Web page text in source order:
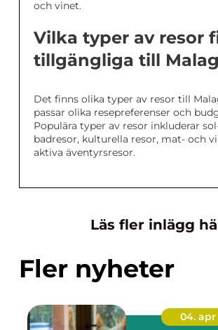
och vinet.
Vilka typer av resor
tillgängliga till
Det finns olika typer av resor till
passar olika resepreferenser och
Populära typer av resor inkluderar
badresor, kulturella resor, mat- och
aktiva äventyrsresor.
Läs fler inlägg
Fler nyheter
04. apr